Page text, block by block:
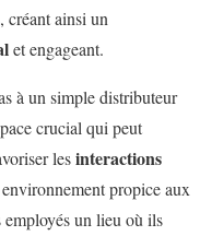
créant ainsi un
et engageant.
à un simple distributeur
crucial qui peut
lesinteractions
propice aux
employés un lieu où ils